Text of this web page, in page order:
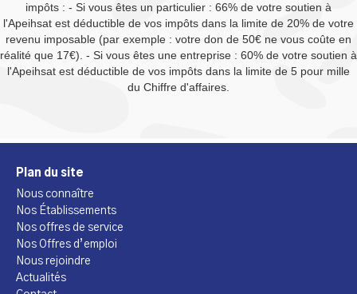
impôts : - Si vous êtes un particulier : 66% de votre soutien à
l'Apeihsat est déductible de vos impôts dans la limite de 20% de votre
revenu imposable (par exemple : votre don de 50€ ne vous coûte en
réalité que 17€). - Si vous êtes une entreprise : 60% de votre soutien à
l'Apeihsat est déductible de vos impôts dans la limite de 5 pour mille
du Chiffre d'affaires.
Plan du site
Nous connaître
Nos Établissements
Nos offres de service
Nos Offres d’emploi
Nous rejoindre
Actualités